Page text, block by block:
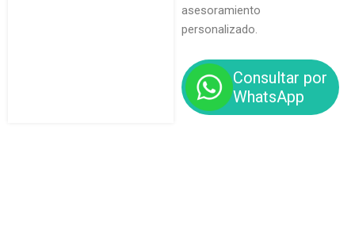
asesoramiento
personalizado.
Consultar por
WhatsApp